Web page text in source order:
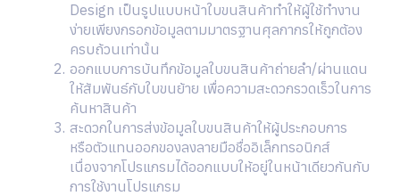
Design เป็นรูปแบบหน้าใบขนสินค้าทำให้ผู้ใช้ทำงาน
ง่ายเพียงกรอกข้อมูลตามมาตรฐานศุลกากรให้ถูกต้อง
ครบถ้วนเท่านั้น
ออกแบบการบันทึกข้อมูลใบขนสินค้าถ่ายลำ/ผ่านแดน
ให้สัมพันธ์กับใบขนย้าย เพื่อความสะดวกรวดเร็วในการ
ค้นหาสินค้า
สะดวกในการส่งข้อมูลใบขนสินค้าให้ผู้ประกอบการ
หรือตัวแทนออกของลงลายมือชื่ออิเล็กทรอนิกส์
เนื่องจากโปรแกรมได้ออกแบบให้อยู่ในหน้าเดียวกันกับ
การใช้งานโปรแกรม